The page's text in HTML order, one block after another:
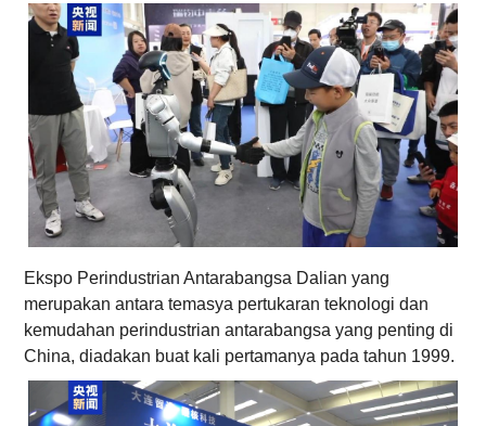
Ekspo Perindustrian Antarabangsa Dalian yang
merupakan antara temasya pertukaran teknologi dan
kemudahan perindustrian antarabangsa yang penting di
China, diadakan buat kali pertamanya pada tahun 1999.